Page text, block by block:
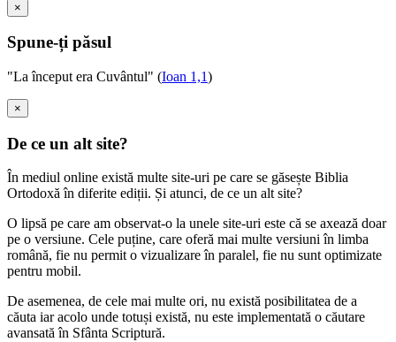
×
Spune-ți păsul
"La început era Cuvântul" (Ioan 1,1)
×
De ce un alt site?
În mediul online există multe site-uri pe care se găsește Biblia
Ortodoxă în diferite ediții. Și atunci, de ce un alt site?
O lipsă pe care am observat-o la unele site-uri este că se axează doar
pe o versiune. Cele puține, care oferă mai multe versiuni în limba
română, fie nu permit o vizualizare în paralel, fie nu sunt optimizate
pentru mobil.
De asemenea, de cele mai multe ori, nu există posibilitatea de a
căuta iar acolo unde totuși există, nu este implementată o căutare
avansată în Sfânta Scriptură.